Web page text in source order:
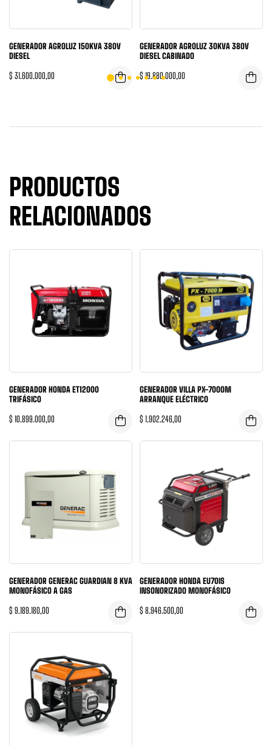
GENERADOR AGROLUZ 150KVA 380V
DIESEL
$ 31.600.000,00
GENERADOR AGROLUZ 30KVA 380V
DIESEL CABINADO
$19.880.000,00
PRODUCTOS
RELACIONADOS
GENERADOR HONDA ET12000
TRIFÁSICO
$ 10.899.000,00
GENERADOR VILLA PX-7000M
ARRANQUE ELÉCTRICO
$ 1.902.246,00
GENERADOR GENERAC GUARDIAN 8 KVA
MONOFÁSICO A GAS
$ 9.189.180,00
GENERADOR HONDA EU70IS
INSONORIZADO MONOFÁSICO
$ 8.946.500,00